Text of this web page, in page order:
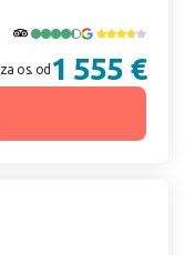
za os. od 1 555 €